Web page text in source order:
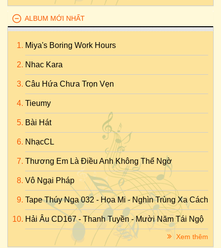
ALBUM MỚI NHẤT
Miya's Boring Work Hours
Nhac Kara
Câu Hứa Chưa Trọn Vẹn
Tieumy
Bài Hát
NhạcCL
Thương Em Là Điều Anh Không Thể Ngờ
Vô Ngại Pháp
Tape Thúy Nga 032 - Họa Mi - Nghìn Trùng Xa Cách
Hải Âu CD167 - Thanh Tuyền - Mười Năm Tái Ngộ
Xem thêm